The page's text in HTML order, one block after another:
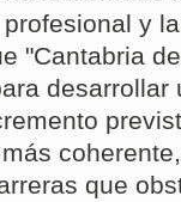
y
"Cantabria
desarrollar
que